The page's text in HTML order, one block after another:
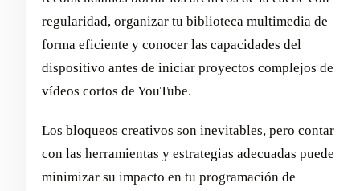
regularidad, organizar tu biblioteca multimedia de
forma eficiente y conocer las capacidades del
dispositivo antes de iniciar proyectos complejos de
vídeos cortos de YouTube.
Los bloqueos creativos son inevitables, pero contar
con las herramientas y estrategias adecuadas puede
minimizar su impacto en tu programación de